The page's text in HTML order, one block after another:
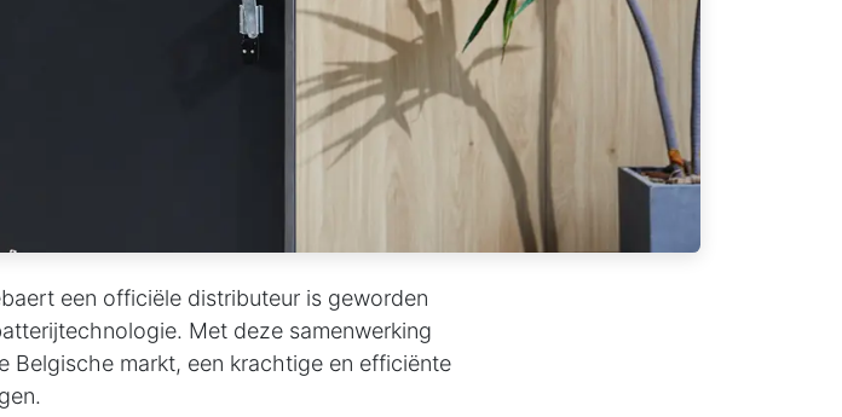
een officiële distributeur is geworden
Met deze samenwerking
Belgische markt, een krachtige en efficiënte